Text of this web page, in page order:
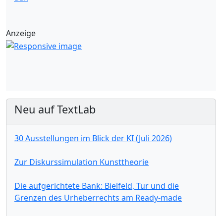
Anzeige
Neu auf TextLab
30 Ausstellungen im Blick der KI (Juli 2026)
Zur Diskurssimulation Kunsttheorie
Die aufgerichtete Bank: Bielfeld, Tur und die
Grenzen des Urheberrechts am Ready-made